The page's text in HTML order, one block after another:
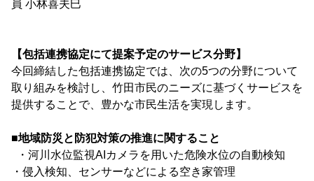
員 小林喜夫巳
【包括連携協定にて提案予定のサービス分野】
今回締結した包括連携協定では、次の5つの分野について
取り組みを検討し、竹田市民のニーズに基づくサービスを
提供することで、豊かな市民生活を実現します。
■地域防災と防犯対策の推進に関すること
・河川水位監視AIカメラを用いた危険水位の自動検知
・侵入検知、センサーなどによる空き家管理